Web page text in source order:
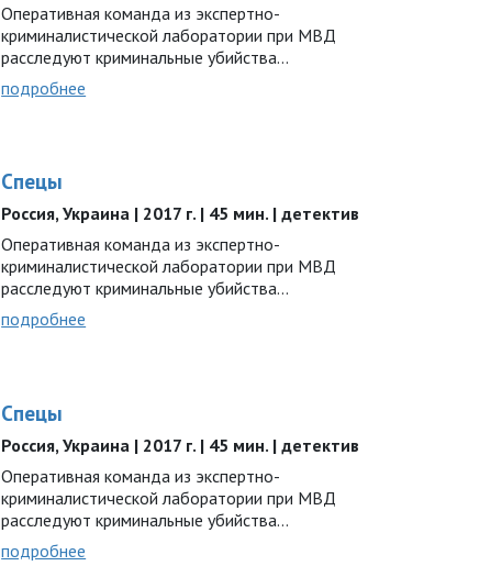
Оперативная команда из экспертно-
криминалистической лаборатории при МВД
расследуют криминальные убийства…
подробнее
Спецы
Россия, Украина | 2017 г. | 45 мин. | детектив
Оперативная команда из экспертно-
криминалистической лаборатории при МВД
расследуют криминальные убийства…
подробнее
Спецы
Россия, Украина | 2017 г. | 45 мин. | детектив
Оперативная команда из экспертно-
криминалистической лаборатории при МВД
расследуют криминальные убийства…
подробнее